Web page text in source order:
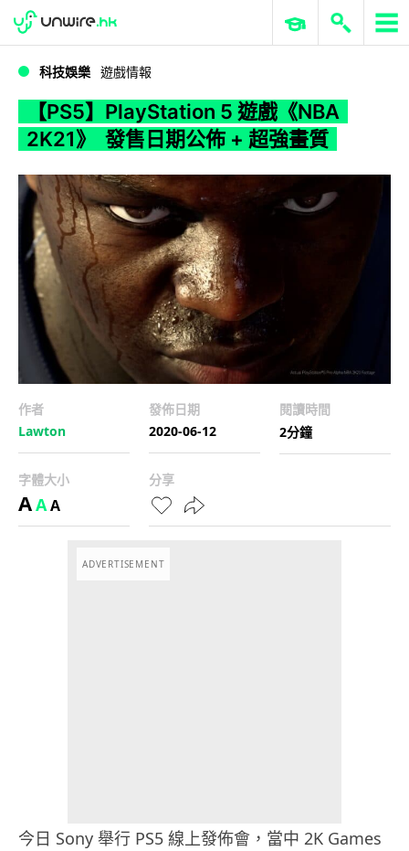
WWDC 2026 ERP 與商業 AI
科技娛樂 遊戲情報
【PS5】PlayStation 5 遊戲《NBA
2K21》 發售日期公佈 + 超強畫質
作者
Lawton
發佈日期
2020-06-12
閱讀時間
2分鐘
字體大小
AAA
分享
ADVERTISEMENT
今日 Sony 舉行 PS5 線上發佈會，當中 2K Games